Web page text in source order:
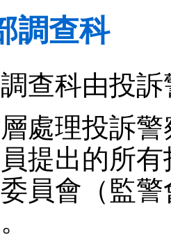
調查科
查科由投
處理投訴
提出的所
員會（監